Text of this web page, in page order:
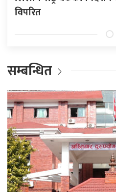
विपरित
सम्बन्धित